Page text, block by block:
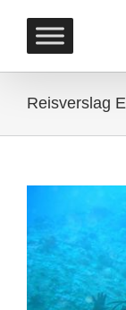
content
Reisverslag